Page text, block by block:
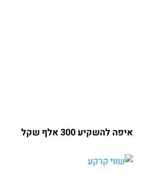
איפה להשקיע 300 אלף שקל